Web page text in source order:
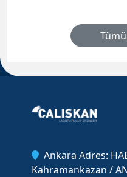
Ankara Adres:
Kahramankazan /